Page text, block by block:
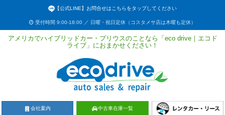
【公式LINE】お問合せはこちらをタップしてください
受付時間 9:00-18:00 ／ 日曜・祝日定休（コスタメサ店は木曜も定休）
アメリカでハイブリッドカー・プリウスのことなら「eco drive｜エコド
ライブ」におまかせください！
会社案内 中古車在庫一覧